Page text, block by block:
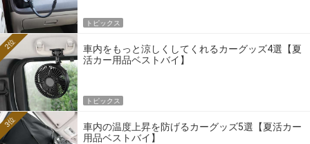
トピックス
車内をもっと涼しくしてくれるカーグッズ4選【夏
活カー用品ベストバイ】
2位
トピックス
車内の温度上昇を防げるカーグッズ5選【夏活カー
用品ベストバイ】
3位